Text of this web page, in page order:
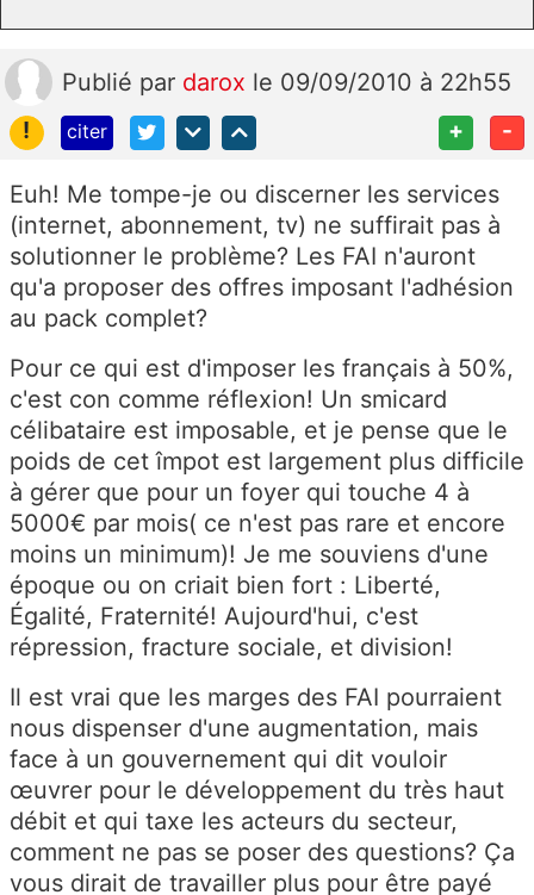
Publié par darox le 09/09/2010 à 22h55
!
citer + -
Euh! Me tompe-je ou discerner les services
(internet, abonnement, tv) ne suffirait pas à
solutionner le problème? Les FAI n'auront
qu'a proposer des offres imposant l'adhésion
au pack complet?
Pour ce qui est d'imposer les français à 50%,
c'est con comme réflexion! Un smicard
célibataire est imposable, et je pense que le
poids de cet împot est largement plus difficile
à gérer que pour un foyer qui touche 4 à
5000€ par mois( ce n'est pas rare et encore
moins un minimum)! Je me souviens d'une
époque ou on criait bien fort : Liberté,
Égalité, Fraternité! Aujourd'hui, c'est
répression, fracture sociale, et division!
Il est vrai que les marges des FAI pourraient
nous dispenser d'une augmentation, mais
face à un gouvernement qui dit vouloir
œuvrer pour le développement du très haut
débit et qui taxe les acteurs du secteur,
comment ne pas se poser des questions? Ça
vous dirait de travailler plus pour être payé